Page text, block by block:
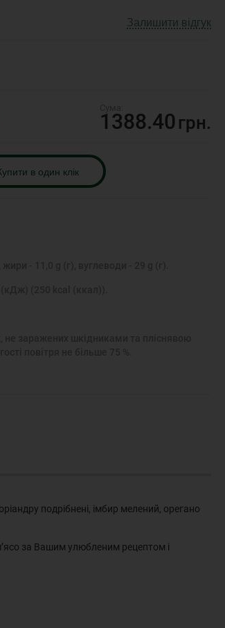
Залишити відгук
1388.40 грн.
в один клік
подрібнені, імбир мелений, орегано
за Вашим улюбленим рецептом і